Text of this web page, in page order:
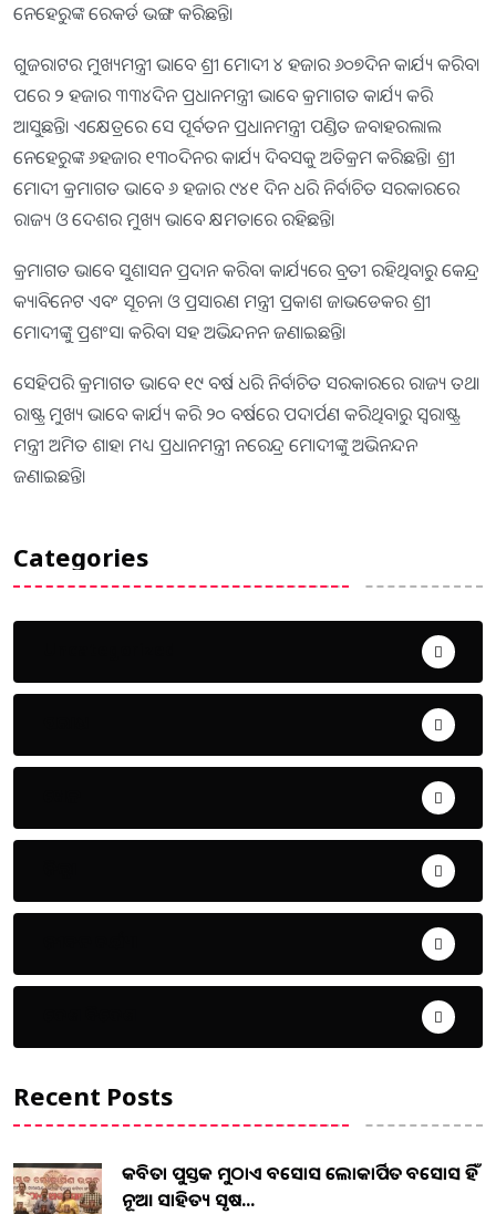
ନେହେରୁଙ୍କ ରେକର୍ଡ ଭଙ୍ଗ କରିଛନ୍ତି।
ଗୁଜରାଟର ମୁଖ୍ୟମନ୍ତ୍ରୀ ଭାବେ ଶ୍ରୀ ମୋଦୀ ୪ ହଜାର ୬୦୭ଦିନ କାର୍ଯ୍ୟ କରିବା
ପରେ ୨ ହଜାର ୩୩୪ଦିନ ପ୍ରଧାନମନ୍ତ୍ରୀ ଭାବେ କ୍ରମାଗତ କାର୍ଯ୍ୟ କରି
ଆସୁଛନ୍ତି। ଏକ୍ଷେତ୍ରରେ ସେ ପୂର୍ବତନ ପ୍ରଧାନମନ୍ତ୍ରୀ ପଣ୍ଡିତ ଜବାହରଲାଲ
ନେହେରୁଙ୍କ ୬ହଜାର ୧୩୦ଦିନର କାର୍ଯ୍ୟ ଦିବସକୁ ଅତିକ୍ରମ କରିଛନ୍ତି। ଶ୍ରୀ
ମୋଦୀ କ୍ରମାଗତ ଭାବେ ୬ ହଜାର ୯୪୧ ଦିନ ଧରି ନିର୍ବାଚିତ ସରକାରରେ
ରାଜ୍ୟ ଓ ଦେଶର ମୁଖ୍ୟ ଭାବେ କ୍ଷମତାରେ ରହିଛନ୍ତି।
କ୍ରମାଗତ ଭାବେ ସୁଶାସନ ପ୍ରଦାନ କରିବା କାର୍ଯ୍ୟରେ ବ୍ରତୀ ରହିଥିବାରୁ କେନ୍ଦ୍ର
କ୍ୟାବିନେଟ ଏବଂ ସୂଚନା ଓ ପ୍ରସାରଣ ମନ୍ତ୍ରୀ ପ୍ରକାଶ ଜାଭଡେକର ଶ୍ରୀ
ମୋଦୀଙ୍କୁ ପ୍ରଶଂସା କରିବା ସହ ଅଭିନ୍ଦନନ ଜଣାଇଛନ୍ତି।
ସେହିପରି କ୍ରମାଗତ ଭା​ବେ ୧୯ ବର୍ଷ ଧରି‌ ନିର୍ବାଚିତ ସରକାରରେ ରାଜ୍ୟ ତଥା
ରାଷ୍ଟ୍ର ମୁଖ୍ୟ ଭାବେ କାର୍ଯ୍ୟ କରି ୨୦ ବର୍ଷରେ ପଦାର୍ପଣ କରିଥିବାରୁ ସ୍ବରାଷ୍ଟ୍ର
ମନ୍ତ୍ରୀ ଅମିତ ଶାହା ମଧ୍ୟ ପ୍ରଧାନମନ୍ତ୍ରୀ ନରେନ୍ଦ୍ର ମୋଦୀଙ୍କୁ ଅଭିନନ୍ଦନ
ଜଣାଇଛନ୍ତି।
Categories
Recent Posts
କବିତା ପୁସ୍ତକ ମୁଠାଏ ଅବସୋସ ଲୋକାର୍ପିତ ଅବସୋସ ହିଁ
ନୂଆ ସାହିତ୍ୟ ସୃଷ...